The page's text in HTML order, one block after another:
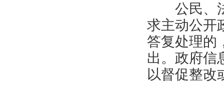
公民、
求主动公开
答复处理的
出。政府信
以督促整改